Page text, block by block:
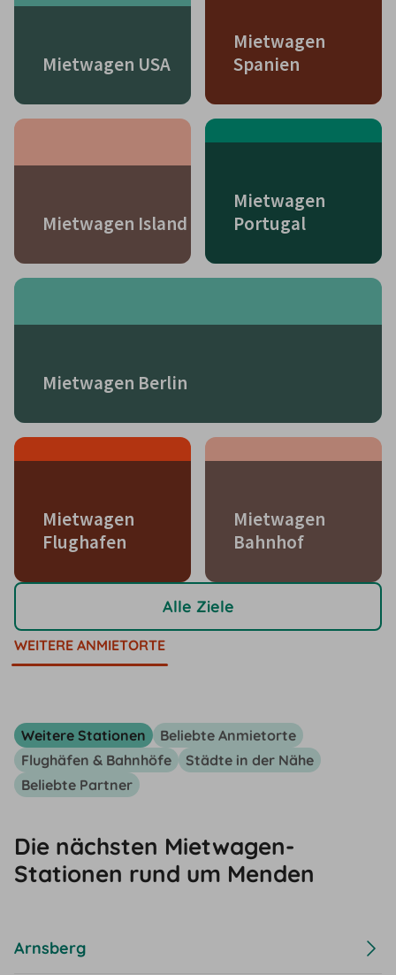
Mietwagen USA
Mietwagen
Spanien
Mietwagen Island
Mietwagen
Portugal
Mietwagen Berlin
Mietwagen
Flughafen
Mietwagen
Bahnhof
Alle Ziele
WEITERE ANMIETORTE
Weitere Stationen
Beliebte Anmietorte
Flughäfen & Bahnhöfe
Städte in der Nähe
Beliebte Partner
Die nächsten Mietwagen-
Stationen rund um Menden
Arnsberg